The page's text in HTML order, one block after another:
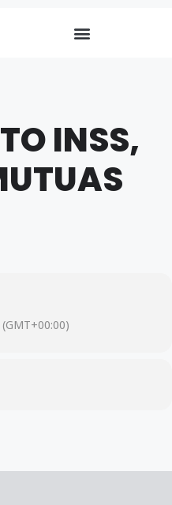
INSS,
(GMT+00:00)